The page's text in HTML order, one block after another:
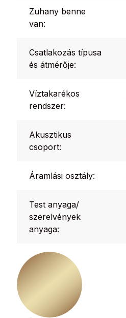
Zuhany benne
van:
Csatlakozás típusa
és átmérője:
Víztakarékos
rendszer:
Akusztikus
csoport:
Áramlási osztály:
Test anyaga/
szerelvények
anyaga: